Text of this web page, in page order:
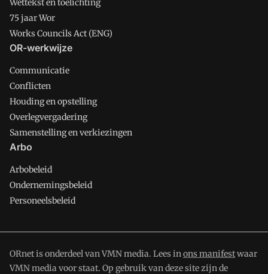
Wettekst en toelichting
75 jaar Wor
Works Councils Act (ENG)
OR-werkwijze
Communicatie
Conflicten
Houding en opstelling
Overlegvergadering
Samenstelling en verkiezingen
Arbo
Arbobeleid
Ondernemingsbeleid
Personeelsbeleid
ORnet is onderdeel van VMN media. Lees inons manifestwaar
VMN media voor staat. Op gebruik van deze site zijn de